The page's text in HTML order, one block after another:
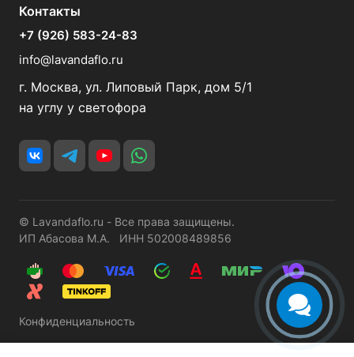
Контакты
+7 (926) 583-24-83
info@lavandaflo.ru
г. Москва, ул. Липовый Парк, дом 5/1
на углу у светофора
© Lavandaflo.ru - Все права защищены.
ИП Абасова М.А. ИНН 502008489856
Конфиденциальность